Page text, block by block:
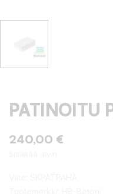
PATINOITU
240,00 €